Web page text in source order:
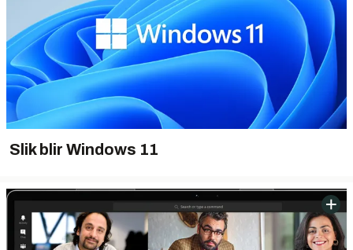
Slik blir Windows 11